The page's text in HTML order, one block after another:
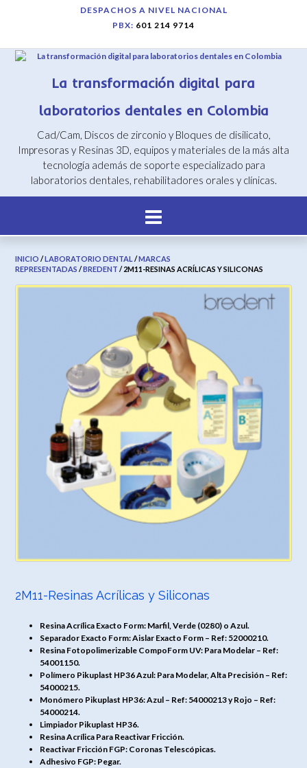
DESPACHOS A NIVEL NACIONAL
PBX: 601 214 9714
La transformación digital para
laboratorios dentales en Colombia
Cad/Cam, Discos de zirconio y Bloques de disilicato,
Impresoras y Resinas 3D, equipos y materiales de la más alta
tecnología además de soporte especializado para
laboratorios dentales, rehabilitadores orales y clínicas.
INICIO /LABORATORIO DENTAL /MARCAS
REPRESENTADAS /BREDENT / 2M11-RESINAS ACRÍLICAS Y SILICONAS
2M11-Resinas Acrílicas y Siliconas
Resina Acrílica Exacto Form: Marfil, Verde (0280) o Azul.
Separador Exacto Form: Aislar Exacto Form – Ref: 52000210.
Resina Fotopolimerizable CompoForm UV: Para Modelar – Ref:
54001150.
Polímero Pikuplast HP36 Azul: Para Modelar, Alta Precisión – Ref:
54000215.
Monómero Pikuplast HP36: Azul – Ref: 54000213 y Rojo – Ref:
54000214.
Limpiador Pikuplast HP36.
Resina Acrílica Para Reactivar Fricción.
Reactivar Fricción FGP: Coronas Telescópicas.
Adhesivo FGP: Pegar.